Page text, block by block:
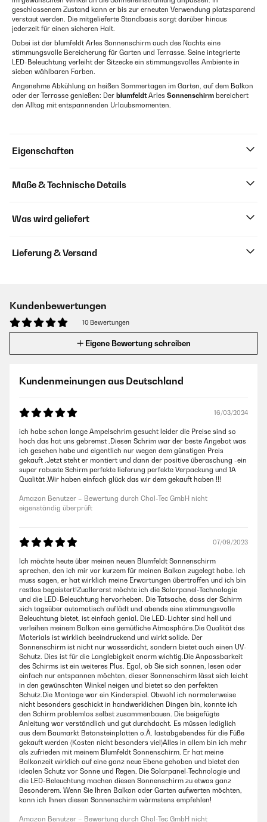
geschlossenem Zustand kann er bis zur erneuten Verwendung platzsparend
verstaut werden. Die mitgelieferte Standbasis sorgt darüber hinaus
jederzeit für einen sicheren Halt.
Dabei ist der blumfeldt Arles Sonnenschirm auch des Nachts eine
stimmungsvolle Bereicherung für Garten und Terrasse. Seine integrierte
LED-Beleuchtung verleiht der Sitzecke ein stimmungsvolles Ambiente in
sieben wählbaren Farben.
Angenehme Abkühlung an heißen Sommertagen im Garten, auf dem Balkon
oder der Terrasse genießen: Der blumfeldtArles Sonnenschirm bereichert
den Alltag mit entspannenden Urlaubsmomenten.
Eigenschaften
Maße & Technische Details
Was wird geliefert
Lieferung & Versand
Kundenbewertungen
10 Bewertungen
Eigene Bewertung schreiben
Kundenmeinungen aus Deutschland
16/03/2024
ich habe schon lange Ampelschrim gesucht leider die Preise sind so
hoch das hat uns gebremst .Diesen Schrim war der beste Angebot was
ich gesehen habe und eigentlich nur wegen dem günstigen Preis
gekauft .Jetzt steht er montiert und dann der positive überaschung -ein
super robuste Schirm perfekte lieferung perfekte Verpackung und 1A
Qualität .Wir haben einfach glück das wir dem gekauft haben !!!
Amazon Benutzer – Bewertung durch Chal-Tec GmbH nicht
eigenständig überprüft
07/09/2023
Ich möchte heute über meinen neuen Blumfeldt Sonnenschirm
sprechen, den ich mir vor kurzem für meinen Balkon zugelegt habe. Ich
muss sagen, er hat wirklich meine Erwartungen übertroffen und ich bin
restlos begeistert!Zuallererst möchte ich die Solarpanel-Technologie
und die LED-Beleuchtung hervorheben. Die Tatsache, dass der Schirm
sich tagsüber automatisch auflädt und abends eine stimmungsvolle
Beleuchtung bietet, ist einfach genial. Die LED-Lichter sind hell und
verleihen meinem Balkon eine gemütliche Atmosphäre.Die Qualität des
Materials ist wirklich beeindruckend und wirkt solide. Der
Sonnenschirm ist nicht nur wasserdicht, sondern bietet auch einen UV-
Schutz. Dies ist für die Langlebigkeit enorm wichtig.Die Anpassbarkeit
des Schirms ist ein weiteres Plus. Egal, ob Sie sich sonnen, lesen oder
einfach nur entspannen möchten, dieser Sonnenschirm lässt sich leicht
in den gewünschten Winkel neigen und bietet so den perfekten
Schutz.Die Montage war ein Kinderspiel. Obwohl ich normalerweise
nicht besonders geschickt in handwerklichen Dingen bin, konnte ich
den Schirm problemlos selbst zusammenbauen. Die beigefügte
Anleitung war verständlich und gut durchdacht. Es müssen lediglich
aus dem Baumarkt Betonsteinplatten o.Ä. lastabgebendes für die Füße
gekauft werden (Kosten nicht besonders viel)Alles in allem bin ich mehr
als zufrieden mit meinem Blumfeldt Sonnenschirm. Er hat meine
Balkonzeit wirklich auf eine ganz neue Ebene gehoben und bietet den
idealen Schutz vor Sonne und Regen. Die Solarpanel-Technologie und
die LED-Beleuchtung machen diesen Sonnenschirm zu etwas ganz
Besonderem. Wenn Sie Ihren Balkon oder Garten aufwerten möchten,
kann ich Ihnen diesen Sonnenschirm wärmstens empfehlen!
Amazon Benutzer – Bewertung durch Chal-Tec GmbH nicht